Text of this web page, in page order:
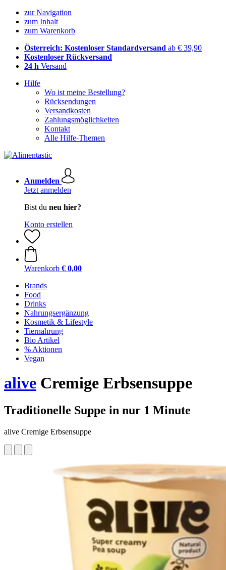
zur Navigation
zum Inhalt
zum Warenkorb
Österreich: Kostenloser Standardversand ab € 39,90
Kostenloser Rückversand
24 h Versand
Hilfe
Wo ist meine Bestellung?
Rücksendungen
Versandkosten
Zahlungsmöglichkeiten
Kontakt
Alle Hilfe-Themen
Anmelden
Jetzt anmelden
Bist du neu hier?
Konto erstellen
Warenkorb € 0,00
Brands
Food
Drinks
Nahrungsergänzung
Kosmetik & Lifestyle
Tiernahrung
Bio Artikel
% Aktionen
Vegan
alive Cremige Erbsensuppe
Traditionelle Suppe in nur 1 Minute
alive Cremige Erbsensuppe